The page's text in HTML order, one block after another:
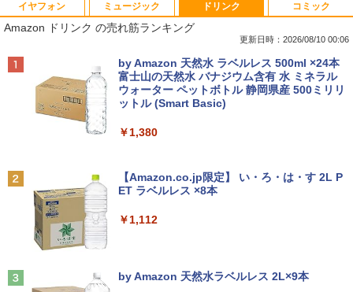
1
Lenovo X1 Carbon (Win11x64) 中古 C
ore i5-1.7GHz(8350U)/メモリ8GB/SSD1
28GB/フルHD14インチ [訳あり品] 2019
￥31,900
本日10倍！高性能第10世代Core i5/i7-10
SSD1TB 13.3インチ HDMI搭載 WEBカ
メラ5GWIFI Bluetooth内蔵 中古パソコ
送料無料 持ち運び便利
1
DELL OptiPlex 3050 SFF Core i5-7500
3.4GHz 8GB 256GB(新品SSD) HDMI/Di
splayPort/アナログRGB出力 光学不良
526】
￥15,900
n11Pro】 HP 当社3ヶ月間保証 イオシス
F | Windows11 | デスクトップ | 一年保
1
GIGASTONE 27インチ 100Hzモニター
ディスプレイ PCモニター VESA モニタ
ノングレア フルHD ブルーライト軽減 IP
フリッカーフリー フレームレス (PS5確
認済み/HDMI/VGA/スピーカー付/3年保
証) ギガストーン
Acer モバイルモニター 15.6インチ タッ
チディスプレイ 10点マルチタッチ対応
g 超薄型 Adaptive-Sync HDR10 mini P
1
★8月中旬発送予定★ 宇宙兄弟 全巻セ
ット（全46巻）
￥41,225
花沢健吾 ]
￥3,960
イヤフォン
Anker Soundcore P42i (Bluetooth 6.1)【完
全ワイヤレスイヤホン/ウルトラノイズキャン
セリング 3.5 / マルチポイント接続 / 最大40時
間再生 / コンパクト形状/持ち運びに便利 / IP5
ー
ミュージック
BRUCE WAYNE feat. Flo Milli, ATL Jacob
[Explicit]
￥250
[Explicit]
ドリンク
Amazon ドリンク の売れ筋ランキング
更新日時：2026/08/10 00:06
by Amazon 天然水 ラベルレス 500ml ×24本
富士山の天然水 バナジウム含有 水 ミネラル
ウォーター ペットボトル 静岡県産 500ミリリ
ットル (Smart Basic)
￥1,380
【Amazon.co.jp限定】 い・ろ・は・す 2L P
ET ラベルレス ×8本
￥1,112
by Amazon 天然水ラベルレス 2L×9本
コミック